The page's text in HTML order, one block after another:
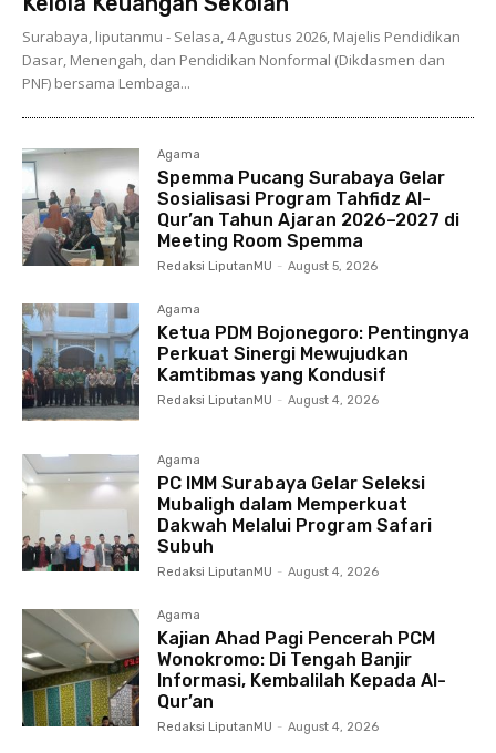
Surabaya, liputanmu - Selasa, 4 Agustus 2026, Majelis Pendidikan
Dasar, Menengah, dan Pendidikan Nonformal (Dikdasmen dan
PNF) bersama Lembaga...
Agama
Spemma Pucang Surabaya Gelar
Sosialisasi Program Tahfidz Al-
Qur’an Tahun Ajaran 2026–2027 di
Meeting Room Spemma
Redaksi LiputanMU - August 5, 2026
Agama
Ketua PDM Bojonegoro: Pentingnya
Perkuat Sinergi Mewujudkan
Kamtibmas yang Kondusif
Redaksi LiputanMU - August 4, 2026
Agama
PC IMM Surabaya Gelar Seleksi
Mubaligh dalam Memperkuat
Dakwah Melalui Program Safari
Subuh
Redaksi LiputanMU - August 4, 2026
Agama
Kajian Ahad Pagi Pencerah PCM
Wonokromo: Di Tengah Banjir
Informasi, Kembalilah Kepada Al-
Qur’an
Redaksi LiputanMU - August 4, 2026